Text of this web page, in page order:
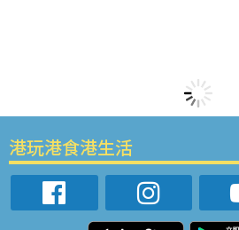
港玩港食港生活